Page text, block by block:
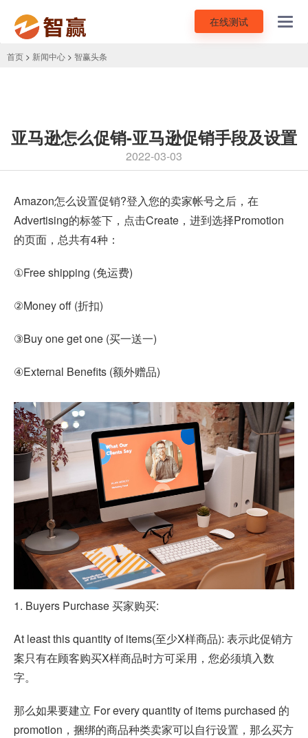
在线测试
首页 > 新闻中心 > 智赢头条
亚马逊怎么促销-亚马逊促销手段及设置
2022-03-03
Amazon怎么设置促销?登入您的卖家帐号之后，在
Advertising的标签下，点击Create，进到选择Promotion
的页面，总共有4种：
①Free shipping (免运费)
②Money off (折扣)
③Buy one get one (买一送一)
④External Benefits (额外赠品)
1. Buyers Purchase 买家购买:
At least this quantity of items(至少X样商品): 表示此促销方
案只有在顾客购买X样商品时方可采用，您必须填入数
字。
那么如果要建立 For every quantity of items purchased 的
promotion，捆绑的商品种类卖家可以自行设置，那么买方